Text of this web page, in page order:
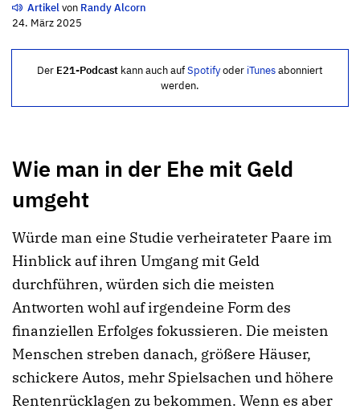
Artikelvon Randy Alcorn
24. März 2025
Der E21-Podcast kann auch aufSpotifyoder iTunesabonniert
werden.
Wie man in der Ehe mit Geld
umgeht
Würde man eine Studie verheirateter Paare im
Hinblick auf ihren Umgang mit Geld
durchführen, würden sich die meisten
Antworten wohl auf irgendeine Form des
finanziellen Erfolges fokussieren. Die meisten
Menschen streben danach, größere Häuser,
schickere Autos, mehr Spielsachen und höhere
Rentenrücklagen zu bekommen. Wenn es aber